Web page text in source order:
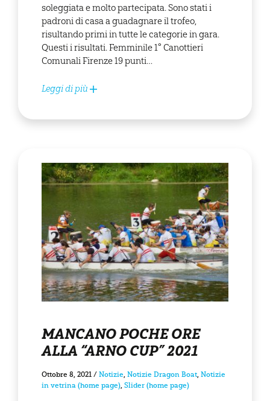
soleggiata e molto partecipata. Sono stati i
padroni di casa a guadagnare il trofeo,
risultando primi in tutte le categorie in gara.
Questi i risultati. Femminile 1° Canottieri
Comunali Firenze 19 punti…
Leggi di più
MANCANO POCHE ORE
ALLA “ARNO CUP” 2021
Ottobre 8, 2021 / Notizie, Notizie Dragon Boat, Notizie
in vetrina (home page), Slider (home page)